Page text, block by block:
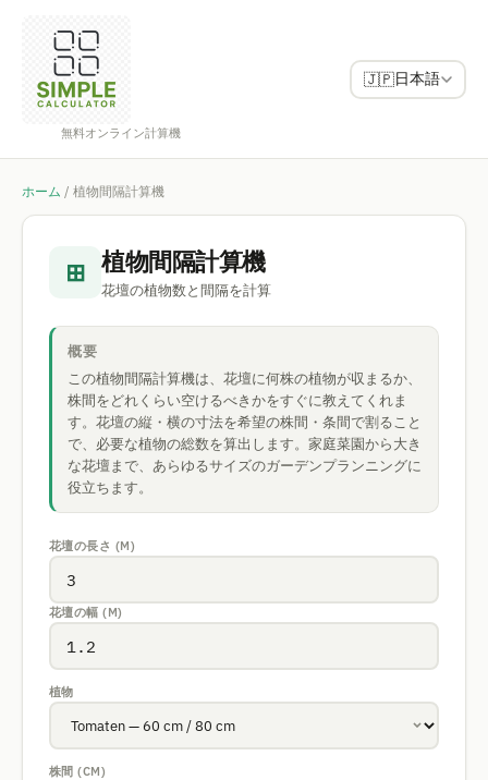
無料オンライン計算機
🇯🇵日本語
ホーム / 植物間隔計算機
⊞ 植物間隔計算機
花壇の植物数と間隔を計算
概要
この植物間隔計算機は、花壇に何株の植物が収まるか、
株間をどれくらい空けるべきかをすぐに教えてくれま
す。花壇の縦・横の寸法を希望の株間・条間で割ること
で、必要な植物の総数を算出します。家庭菜園から大き
な花壇まで、あらゆるサイズのガーデンプランニングに
役立ちます。
花壇の長さ (M)
花壇の幅 (M)
植物
株間 (CM)